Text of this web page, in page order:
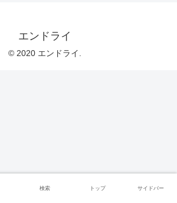
エンドライ
© 2020 エンドライ.
検索 トップ サイドバー